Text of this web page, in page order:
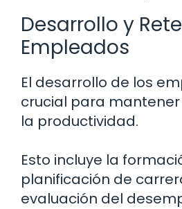
Desarrollo y
Empleados
El desarrollo de los
crucial para
la productividad.
Esto incluye la
planificación de
evaluación del